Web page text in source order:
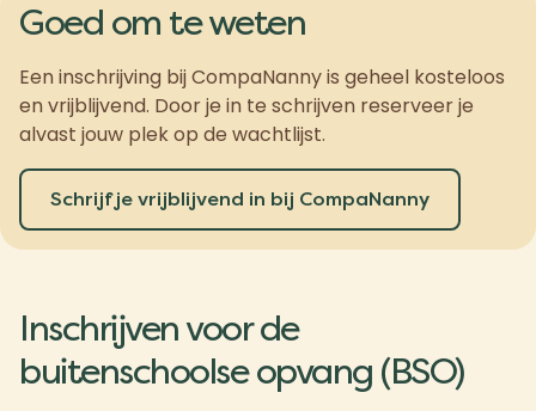
Goed om te weten
Een inschrijving bij CompaNanny is geheel kosteloos
en vrijblijvend. Door je in te schrijven reserveer je
alvast jouw plek op de wachtlijst.
Schrijf je vrijblijvend in bij CompaNanny
Inschrijven voor de
buitenschoolse opvang (BSO)